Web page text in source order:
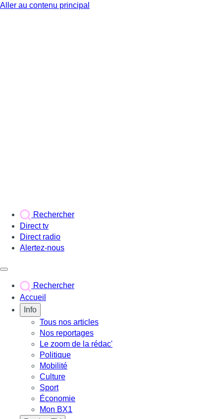
Aller au contenu principal
Rechercher
Direct tv
Direct radio
Alertez-nous
Rechercher
Accueil
Info
Tous nos articles
Nos reportages
Le zoom de la rédac'
Politique
Mobilité
Culture
Sport
Économie
Mon BX1